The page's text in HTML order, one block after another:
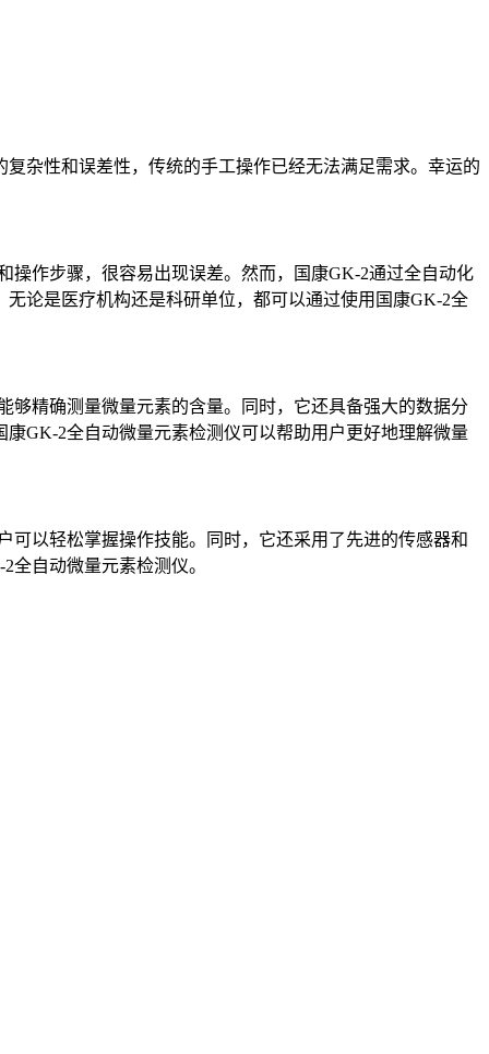
杂性和误差性，传统的手工操作已经无法满足需求。幸运的
作步骤，很容易出现误差。然而，国康GK-2通过全自动化
论是医疗机构还是科研单位，都可以通过使用国康GK-2全
精确测量微量元素的含量。同时，它还具备强大的数据分
GK-2全自动微量元素检测仪可以帮助用户更好地理解微量
以轻松掌握操作技能。同时，它还采用了先进的传感器和
自动微量元素检测仪。